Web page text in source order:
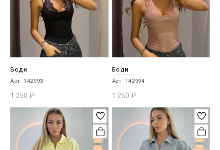
Боди
Арт. 142993
1 250 ₽
В КОРЗИНУ
Боди
Арт. 142994
1 250 ₽
В КОРЗИНУ